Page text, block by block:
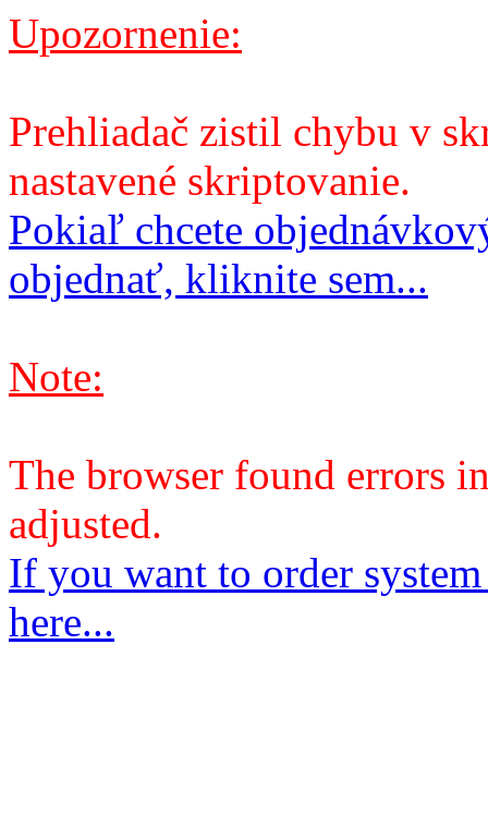
Upozornenie:
Prehliadač zistil chybu v
nastavené skriptovanie.
Pokiaľ chcete
objednať, kliknite sem...
Note:
The browser found errors
adjusted.
If you want to order
here...